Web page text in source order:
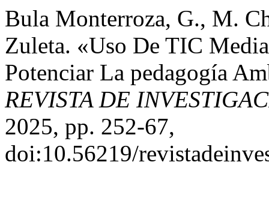
Bula Monterroza, G., M.
Zuleta. «Uso De TIC
Potenciar La pedagogía
REVISTA DE
2025, pp. 252-67,
doi:10.56219/